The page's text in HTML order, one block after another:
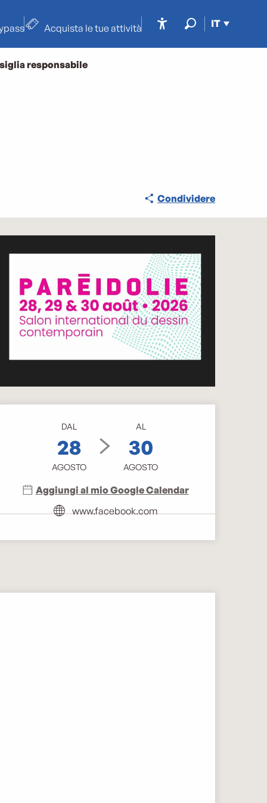
IT
Acquista le tue attività
responsabile
Condividere
Orari e contatti
DAL
28
AGOSTO
AL
30
AGOSTO
Aggiungi al mio Google Calendar
www.facebook.com